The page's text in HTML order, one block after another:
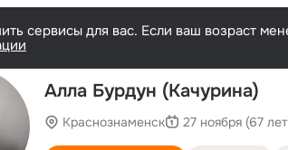
сервисы для вас. Если ваш возраст
Алла Бурдун (Качурина)
Краснознаменск 27 ноября (67